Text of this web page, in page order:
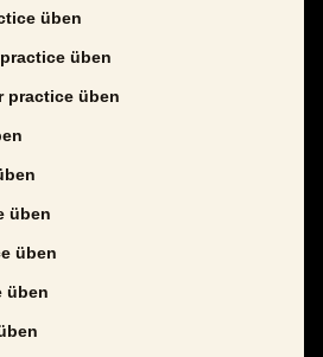
üben
üben
practice üben
üben
üben
üben